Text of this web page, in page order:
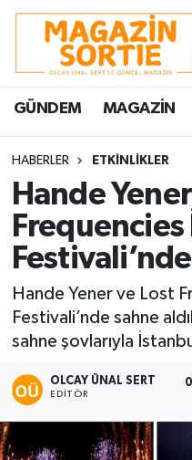
GÜNDEM MAGAZİN
HABERLER ETKİNLİKLER
Hande
Frequencies
Hande Yener ve Lost
Festivali’nde sahne
sahne şovlarıyla
OLCAY ÜNAL SERT
EDITÖR
Nöbetçi Eczaneler
Hava Durumu
Trafik Durumu
Süper Lig Puan
Tüm Manşetler
Son Dakika
Haber Arşivi